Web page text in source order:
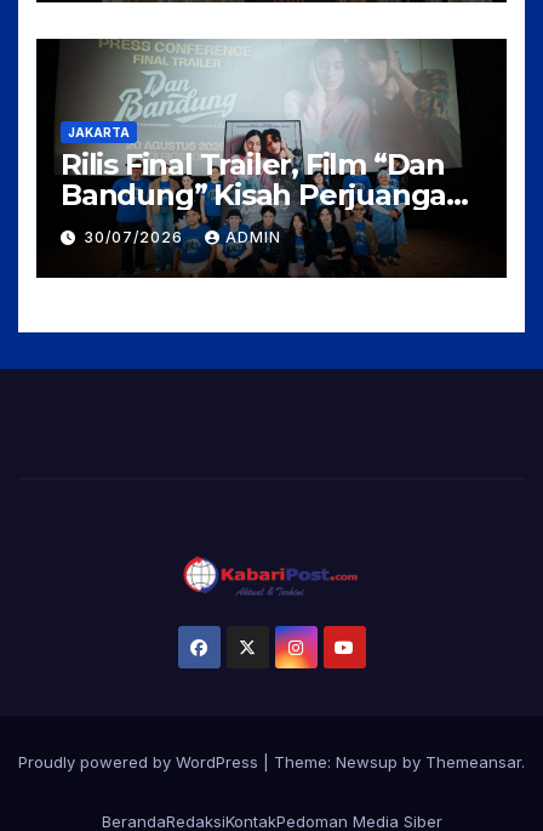
JAKARTA
Rilis Final Trailer, Film “Dan
Bandung” Kisah Perjuangan
Cinta Karya Pidi Baig dan
Arahan Rudi Soedjarwo, Siap
Mengaduk Emosi Penonton
30/07/2026 ADMIN
Proudly powered by WordPress Theme: Newsup by Themeansar.
BerandaRedaksiKontakPedoman Media Siber